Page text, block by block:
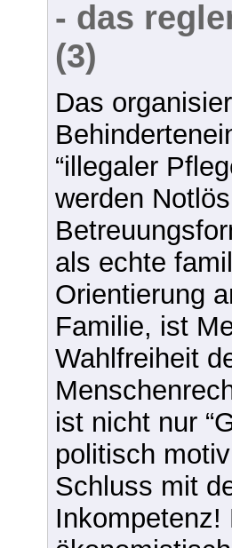
- das
(3)
Das
“illegaler
werden
als echte
Orientierung
Familie, ist
Wahlfreiheit
ist nicht nur
politisch
Schluss mit
Inkompetenz!